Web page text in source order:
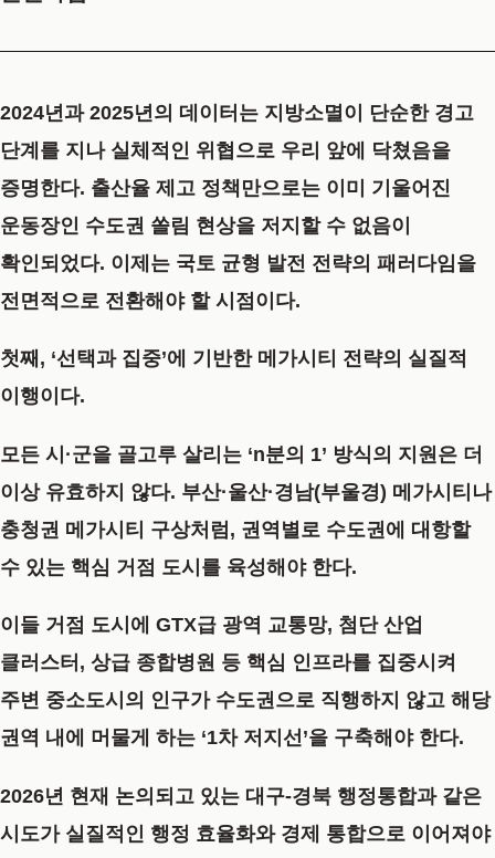
2024년과 2025년의 데이터는 지방소멸이 단순한 경고
단계를 지나 실체적인 위협으로 우리 앞에 닥쳤음을
증명한다. 출산율 제고 정책만으로는 이미 기울어진
운동장인 수도권 쏠림 현상을 저지할 수 없음이
확인되었다. 이제는 국토 균형 발전 전략의 패러다임을
전면적으로 전환해야 할 시점이다.
첫째, ‘선택과 집중’에 기반한 메가시티 전략의 실질적
이행이다.
모든 시·군을 골고루 살리는 ‘n분의 1’ 방식의 지원은 더
이상 유효하지 않다. 부산·울산·경남(부울경) 메가시티나
충청권 메가시티 구상처럼, 권역별로 수도권에 대항할
수 있는 핵심 거점 도시를 육성해야 한다.
이들 거점 도시에 GTX급 광역 교통망, 첨단 산업
클러스터, 상급 종합병원 등 핵심 인프라를 집중시켜
주변 중소도시의 인구가 수도권으로 직행하지 않고 해당
권역 내에 머물게 하는 ‘1차 저지선’을 구축해야 한다.
2026년 현재 논의되고 있는 대구-경북 행정통합과 같은
시도가 실질적인 행정 효율화와 경제 통합으로 이어져야